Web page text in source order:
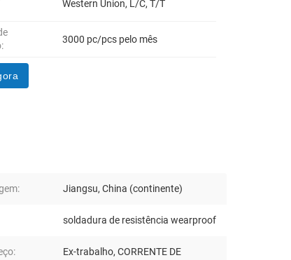
Western Union, L/C, T/T
3000 pc/pcs pelo mês
Jiangsu, China (continente)
soldadura de resistência wearproof
Ex-trabalho, CORRENTE DE